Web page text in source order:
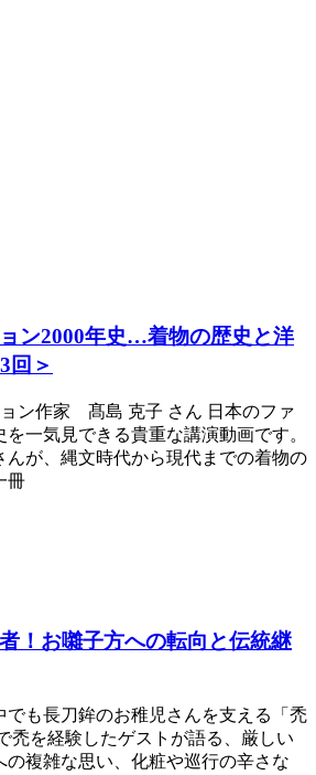
ョン2000年史…着物の歴史と洋
回＞
ョン作家 髙島 克子 さん 日本のファ
を一気見できる貴重な講演動画です。
んが、縄文時代から現代までの着物の
冊
！お囃子方への転向と伝統継
でも長刀鉾のお稚児さんを支える「禿
禿を経験したゲストが語る、厳しい
の複雑な思い、化粧や巡行の辛さな